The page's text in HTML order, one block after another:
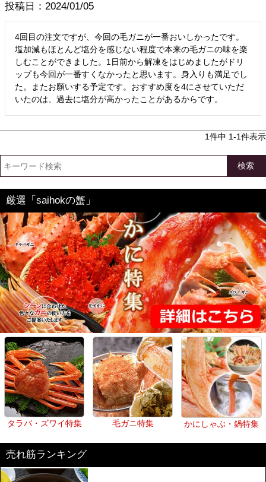
投稿日 2024/01/05
4回目の注文ですが、今回の毛ガニが一番おいしかったです。
塩加減もほとんど塩分を感じない程度で本来の毛ガニの味を楽
しむことができました。1日前から解凍をはじめましたがドリ
ップも今回が一番すくなかったと思います。身入りも満足でし
た。またお願いする予定です。おすすめ度を4にさせていただ
いたのは、過去に塩分が高かったことがあるからです。
1件中 1-1件表示
検索
厳選「saihokの蟹」
タラバ・ズワイ特集 毛ガニ特集 かにしゃぶ・鍋特集
売れ筋ランキング